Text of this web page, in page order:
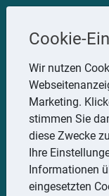
E-
Cookie-
Wir nutzen
Marketing.
stimmen Sie
diese Zwecke
Ihre
Informationen
eingesetzten